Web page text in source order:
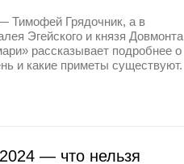
Тимофей Грядочник, а в
Эгейского и князя Довмонта
рассказывает подробнее о
и какие приметы существуют.
— что нельзя